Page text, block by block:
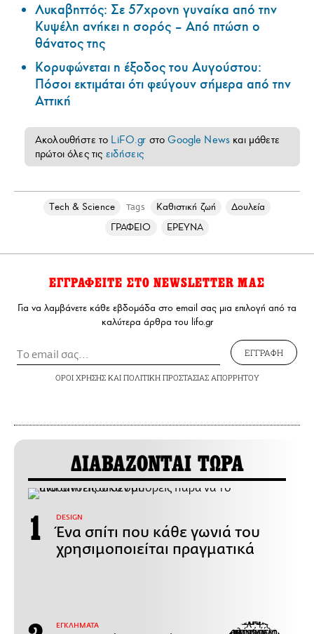
Λυκαβηττός: Σε 57χρονη γυναίκα από την
Κυψέλη ανήκει η σορός – Από πτώση ο
θάνατος της
Κορυφώνεται η έξοδος του Αυγούστου:
Πόσοι εκτιμάται ότι φεύγουν σήμερα από την
Αττική
Ακολουθήστε το LiFO.gr στοGoogle News και μάθετε
πρώτοι όλες τις ειδήσεις
Τech & Science Tags Καθιστική ζωή
Δουλεία
ΓΡΑΦΕΙΟ
ΕΡΕΥΝΑ
ΕΓΓΡΑΦΕΙΤΕ ΣΤΟ NEWSLETTER ΜΑΣ
Για να λαμβάνετε κάθε εβδομάδα στο email σας μια επιλογή από τα
καλύτερα άρθρα του lifo.gr
ΕΓΓΡΑΦΗ
ΟΡΟΙ ΧΡΗΣΗΣΚΑΙ ΠΟΛΙΤΙΚΗ ΠΡΟΣΤΑΣΙΑΣ ΑΠΟΡΡΗΤΟΥ
ΔΙΑΒΑΖΟΝΤΑΙ ΤΩΡΑ
DESIGN
Ένα σπίτι που κάθε γωνιά του
χρησιμοποιείται πραγματικά
ΕΓΚΛΗΜΑΤΑ